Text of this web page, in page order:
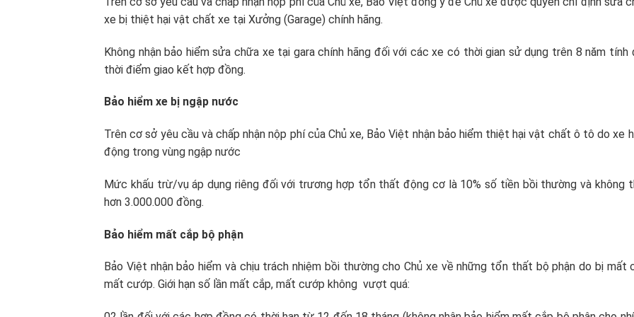
xe bị thiệt hại vật chất xe tại Xưởng (Garage) chính hãng.
Không nhận bảo hiểm sửa chữa xe tại gara chính hãng đối với các xe có thời gian sử dụng trên 8 năm tính
thời điểm giao kết hợp đồng.
Bảo hiểm xe bị ngập nước
Trên cơ sở yêu cầu và chấp nhận nộp phí của Chủ xe, Bảo Việt nhận bảo hiểm thiệt hại vật chất ô tô do xe
động trong vùng ngập nước
Mức khấu trừ/vụ áp dụng riêng đối với trương hợp tổn thất động cơ là 10% số tiền bồi thường và không
hơn 3.000.000 đồng.
Bảo hiểm mất cắp bộ phận
Bảo Việt nhận bảo hiểm và chịu trách nhiệm bồi thường cho Chủ xe về những tổn thất bộ phận do bị mất
mất cướp. Giới hạn số lần mất cắp, mất cướp không vượt quá: